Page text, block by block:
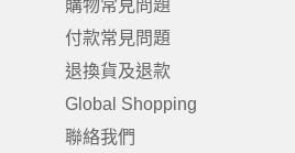
購物常見問題
付款常見問題
退換貨及退款
Global Shopping
聯絡我們